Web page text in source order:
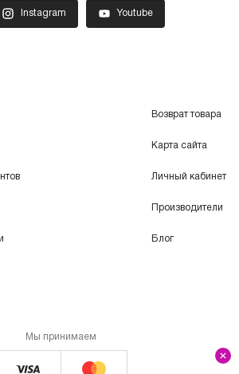
Instagram Youtube
Возврат товара
Карта сайта
Личный кабинет
Производители
Блог
Мы принимаем